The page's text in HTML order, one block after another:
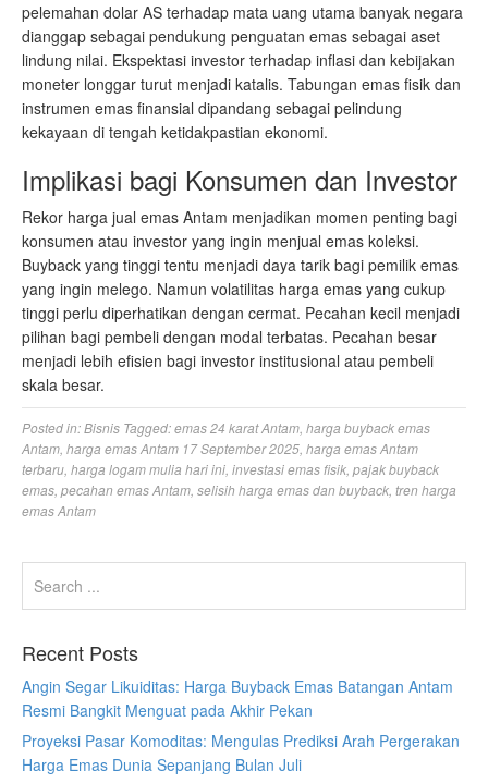
pelemahan dolar AS terhadap mata uang utama banyak negara
dianggap sebagai pendukung penguatan emas sebagai aset
lindung nilai. Ekspektasi investor terhadap inflasi dan kebijakan
moneter longgar turut menjadi katalis. Tabungan emas fisik dan
instrumen emas finansial dipandang sebagai pelindung
kekayaan di tengah ketidakpastian ekonomi.
Implikasi bagi Konsumen dan Investor
Rekor harga jual emas Antam menjadikan momen penting bagi
konsumen atau investor yang ingin menjual emas koleksi.
Buyback yang tinggi tentu menjadi daya tarik bagi pemilik emas
yang ingin melego. Namun volatilitas harga emas yang cukup
tinggi perlu diperhatikan dengan cermat. Pecahan kecil menjadi
pilihan bagi pembeli dengan modal terbatas. Pecahan besar
menjadi lebih efisien bagi investor institusional atau pembeli
skala besar.
Posted in:Bisnis Tagged:emas 24 karat Antam harga buyback emas
Antam harga emas Antam 17 September 2025 harga emas Antam
terbaru harga logam mulia hari ini investasi emas fisik pajak buyback
emas pecahan emas Antam selisih harga emas dan buyback tren harga
emas Antam
Recent Posts
Angin Segar Likuiditas: Harga Buyback Emas Batangan Antam
Resmi Bangkit Menguat pada Akhir Pekan
Proyeksi Pasar Komoditas: Mengulas Prediksi Arah Pergerakan
Harga Emas Dunia Sepanjang Bulan Juli